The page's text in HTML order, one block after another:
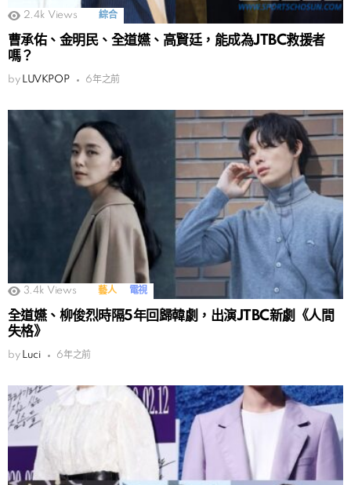
2.4k Views 綜合
曹承佑、金明民、全道嬿、高賢廷，能成為JTBC救援者
嗎？
by LUVKPOP 6年之前
3.4k Views 藝人 電視
全道嬿、柳俊烈時隔5年回歸韓劇，出演JTBC新劇《人間
失格》
by Luci 6年之前